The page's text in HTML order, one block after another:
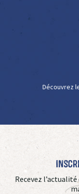
Découvrez
Recevez